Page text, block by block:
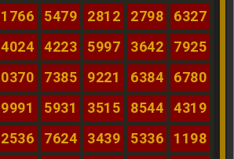
1766 5479 2812 2798
6327
4024 4223 5997 3642
7925
0370 7385 9221 6384
6780
9991 5931 3515 8544
4319
2536 7624 3439 5336
1198